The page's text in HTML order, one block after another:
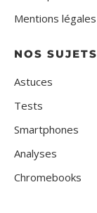
Mentions légales
NOS SUJETS
Astuces
Tests
Smartphones
Analyses
Chromebooks